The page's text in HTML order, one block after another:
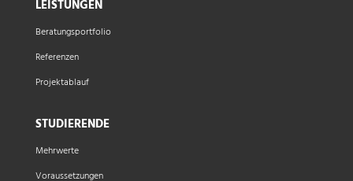
LEISTUNGEN
Beratungsportfolio
Referenzen
Projektablauf
STUDIERENDE
Mehrwerte
Voraussetzungen